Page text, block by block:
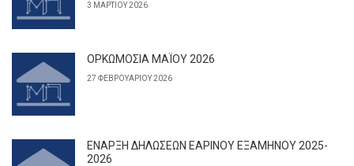
3 ΜΑΡΤΊΟΥ 2026
ΟΡΚΩΜΟΣΙΑ ΜΑΪΟΥ 2026
27 ΦΕΒΡΟΥΑΡΊΟΥ 2026
ΕΝΑΡΞΗ ΔΗΛΩΣΕΩΝ ΕΑΡΙΝΟΥ ΕΞΑΜΗΝΟΥ 2025-
2026